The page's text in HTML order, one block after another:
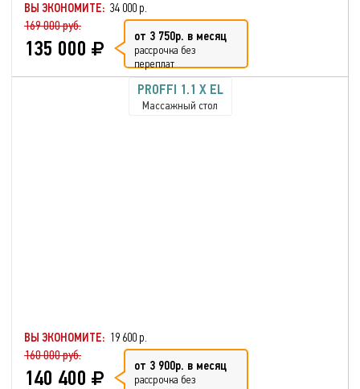
ВЫ ЭКОНОМИТЕ: 34 000 р.
169 000 руб.
135 000 от 3 750р. в месяц
рассрочка без
переплат
PROFFI 1.1 X EL
Массажный стол
ВЫ ЭКОНОМИТЕ: 19 600 р.
160 000 руб.
140 400 от 3 900р. в месяц
рассрочка без